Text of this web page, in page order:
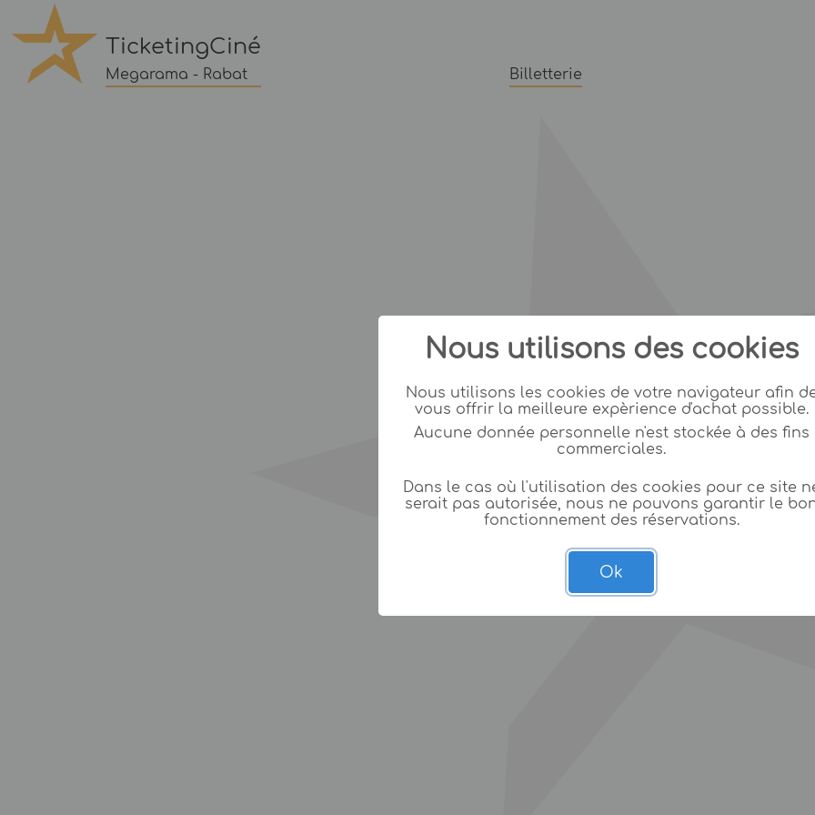
TicketingCiné
Megarama - Rabat Billetterie
Nous utilisons des cookies
Nous utilisons les cookies de votre navigateur afin
vous offrir la meilleure expèrience d'achat possible.
Aucune donnée personnelle n'est stockée à des fins
commerciales.
Dans le cas où l'utilisation des cookies pour ce site
serait pas autorisée, nous ne pouvons garantir le
fonctionnement des réservations.
Ok